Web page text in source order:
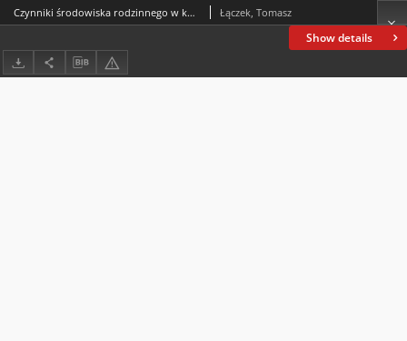
Show details
Czynniki środowiska rodzinnego w kontekście wychowania dzieci do sukcesu życiowego Łączek, Tomasz